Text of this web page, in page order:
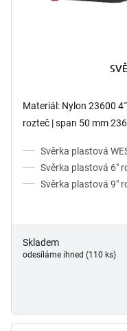
Materiál: Nylon 23600
rozteč | span 50 mm
Svěrka plastová
Svěrka plastová 6"
Svěrka plastová 9"
Skladem
odesíláme ihned (110 ks)